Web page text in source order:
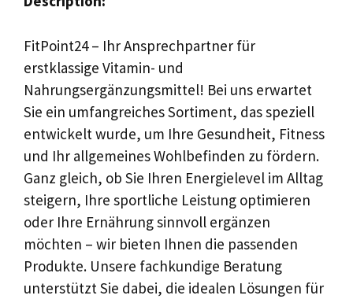
FitPoint24 – Ihr Ansprechpartner für
erstklassige Vitamin- und
Nahrungsergänzungsmittel! Bei uns erwartet
Sie ein umfangreiches Sortiment, das speziell
entwickelt wurde, um Ihre Gesundheit, Fitness
und Ihr allgemeines Wohlbefinden zu fördern.
Ganz gleich, ob Sie Ihren Energielevel im Alltag
steigern, Ihre sportliche Leistung optimieren
oder Ihre Ernährung sinnvoll ergänzen
möchten – wir bieten Ihnen die passenden
Produkte. Unsere fachkundige Beratung
unterstützt Sie dabei, die idealen Lösungen für